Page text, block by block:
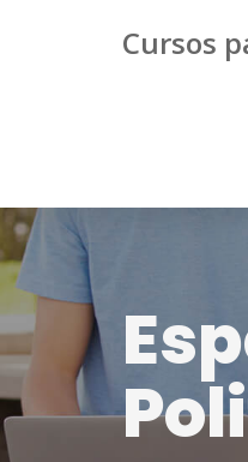
Cursos